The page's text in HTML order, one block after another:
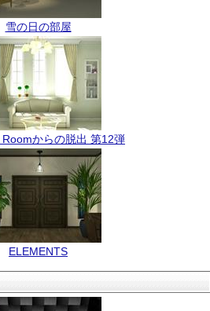
雪の日の部屋
からの脱出 第12弾
ELEMENTS